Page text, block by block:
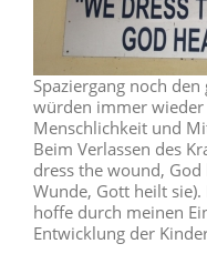
Spaziergang noch
würden immer wieder
Menschlichkeit und
Beim Verlassen des
dress the wound,
Wunde, Gott heilt
hoffe durch meinen
Entwicklung der